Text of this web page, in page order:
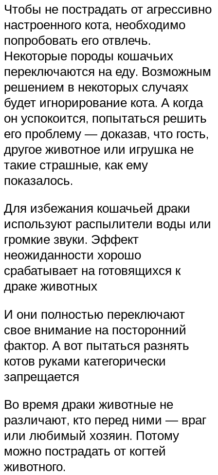
Чтобы не пострадать от агрессивно
настроенного кота, необходимо
попробовать его отвлечь.
Некоторые породы кошачьих
переключаются на еду. Возможным
решением в некоторых случаях
будет игнорирование кота. А когда
он успокоится, попытаться решить
его проблему — доказав, что гость,
другое животное или игрушка не
такие страшные, как ему
показалось.
Для избежания кошачьей драки
используют распылители воды или
громкие звуки. Эффект
неожиданности хорошо
срабатывает на готовящихся к
драке животных
И они полностью переключают
свое внимание на посторонний
фактор. А вот пытаться разнять
котов руками категорически
запрещается
Во время драки животные не
различают, кто перед ними — враг
или любимый хозяин. Потому
можно пострадать от когтей
животного.